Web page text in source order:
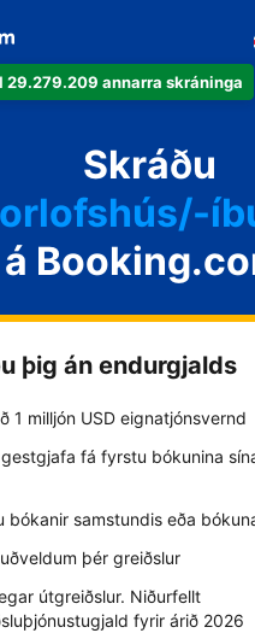
29.279.209 annarra skráninga
Skráðu
íbúðina þína
hótelið þitt
orlofshús/-
gistihúsið
á
þig án endurgjalds
1 milljón USD eignatjónsvernd
fá fyrstu bókunina
bókanir samstundis eða
þér greiðslur
útgreiðslur. Niðurfellt
fyrir árið 2026